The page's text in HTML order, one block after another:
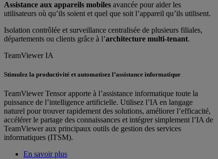
Assistance aux appareils mobiles avancée pour aider les
utilisateurs où qu’ils soient et quel que soit l’appareil qu’ils utilisent.
Isolation contrôlée et surveillance centralisée de plusieurs filiales,
départements ou clients grâce à l’architecture multi-tenant.
TeamViewer IA
Stimulez la productivité et automatisez l’assistance informatique
TeamViewer Tensor apporte à l’assistance informatique toute la
puissance de l’intelligence artificielle. Utilisez l’IA en langage
naturel pour trouver rapidement des solutions, améliorer l’efficacité,
accélérer le partage des connaissances et intégrer simplement l’IA de
TeamViewer aux principaux outils de gestion des services
informatiques (ITSM).
En savoir plus